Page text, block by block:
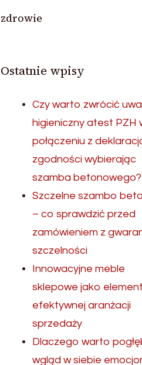
zdrowie
Ostatnie wpisy
Czy warto zwrócić
higieniczny atest PZH
połączeniu z
zgodności wybierając
szamba betonowego?
Szczelne szambo
– co sprawdzić przed
zamówieniem z
szczelności
Innowacyjne meble
sklepowe jako element
efektywnej aranżacji
sprzedaży
Dlaczego warto
wgląd w siebie